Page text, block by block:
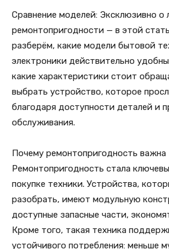
Сравнение моделей: Эксклюзивно о
ремонтопригодности — в этой
разберём, какие модели бытовой
электроники действительно
какие характеристики стоит
выбрать устройство, которое
благодаря доступности деталей и
обслуживания.
Почему ремонтопригодность важна
Ремонтопригодность стала
покупке техники. Устройства,
разобрать, имеют модульную
доступные запасные части,
Кроме того, такая техника
устойчивого потребления: меньше